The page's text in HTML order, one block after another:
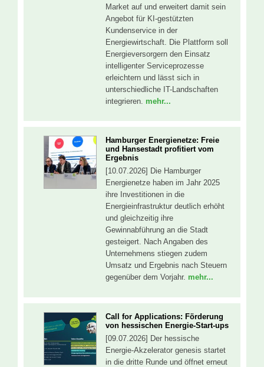
Market auf und erweitert damit sein
Angebot für KI-gestützten
Kundenservice in der
Energiewirtschaft. Die Plattform soll
Energieversorgern den Einsatz
intelligenter Serviceprozesse
erleichtern und lässt sich in
unterschiedliche IT-Landschaften
integrieren. mehr...
Hamburger Energienetze: Freie
und Hansestadt profitiert vom
Ergebnis
[10.07.2026] Die Hamburger
Energienetze haben im Jahr 2025
ihre Investitionen in die
Energieinfrastruktur deutlich erhöht
und gleichzeitig ihre
Gewinnabführung an die Stadt
gesteigert. Nach Angaben des
Unternehmens stiegen zudem
Umsatz und Ergebnis nach Steuern
gegenüber dem Vorjahr. mehr...
Call for Applications: Förderung
von hessischen Energie-Start-ups
[09.07.2026] Der hessische
Energie-Akzelerator genesis startet
in die dritte Runde und öffnet erneut